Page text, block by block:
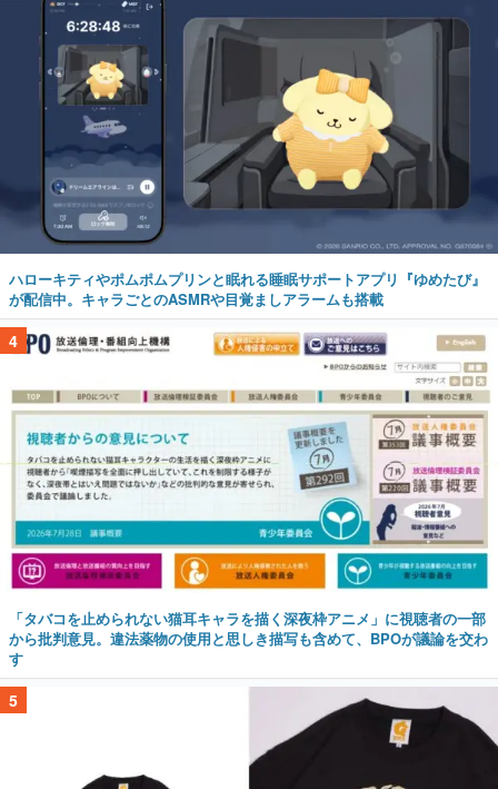
ハローキティやポムポムプリンと眠れる睡眠サポートアプリ『ゆめたび』
が配信中。キャラごとのASMRや目覚ましアラームも搭載
4
「タバコを止められない猫耳キャラを描く深夜枠アニメ」に視聴者の一部
から批判意見。違法薬物の使用と思しき描写も含めて、BPOが議論を交わ
す
5